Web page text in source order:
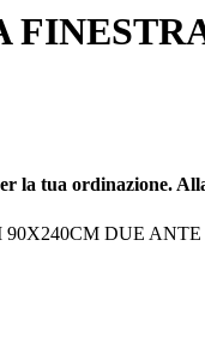
tua ordinazione.
90X240CM DUE ANTE